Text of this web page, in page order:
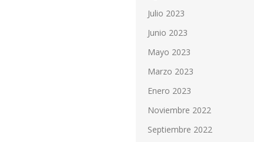
Julio 2023
Junio 2023
Mayo 2023
Marzo 2023
Enero 2023
Noviembre 2022
Septiembre 2022